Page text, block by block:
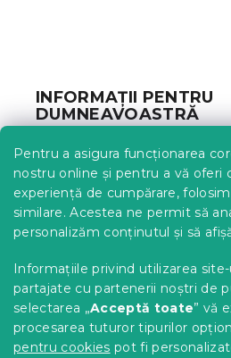
Pentru a asigura funcționarea
nostru online și pentru a vă oferi
experiență de cumpărare,
similare. Acestea ne permit să
personalizăm conținutul și să
Informațiile privind utilizarea
partajate cu partenerii noștri de
selectarea „Acceptă toate” vă
procesarea tuturor tipurilor
pentru cookies pot fi
u
l
i
s
t
ă
r
i
o
r
o
INFORMAȚII PENTRU
DUMNEAVOASTRĂ
Urmărirea comenzii
Opțiuni de livrare
Metode de plată
Reclamații și retururi
Contact
Protecția datelor cu caracter
Achizitii SEAP
Tabel mărimi
Blog